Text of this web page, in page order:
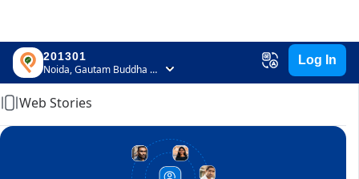
201301
Noida, Gautam Buddha Nagar, Uttar Pradesh
Log In
Home
Web Stories